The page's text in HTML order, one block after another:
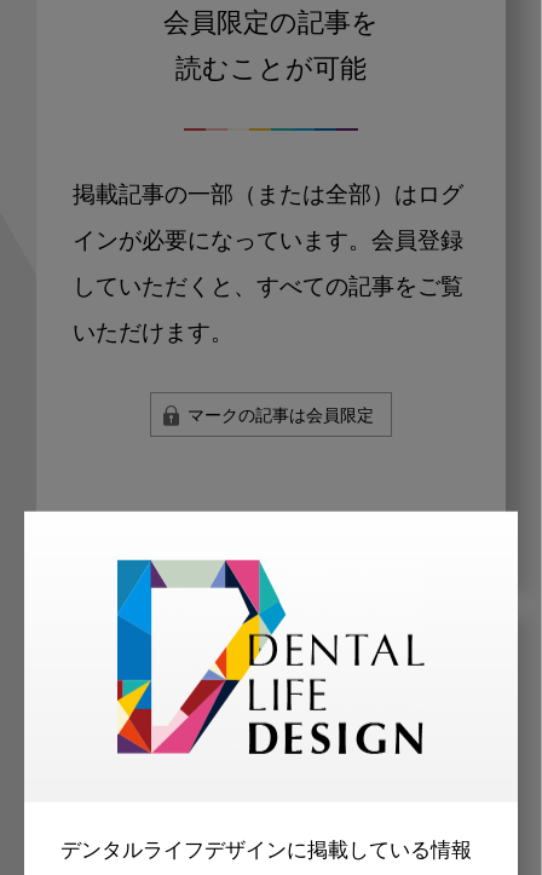
デンタルライフデザインに掲載している情報
会員限定の記事を
読むことが可能
掲載記事の一部（または全部）はログ
インが必要になっています。会員登録
していただくと、すべての記事をご覧
いただけます。
マークの記事は会員限定
メリット